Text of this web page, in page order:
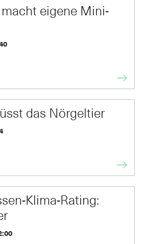
eigene Mini-
das Nörgeltier
Klima-Rating: